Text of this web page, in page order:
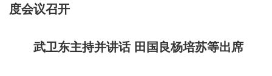
度会议召开
武卫东主持并讲话 田国良杨培苏等出席